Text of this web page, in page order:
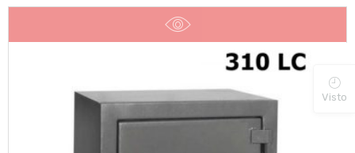
Visto